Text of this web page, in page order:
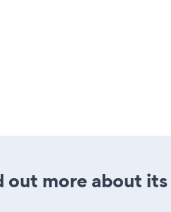
out more about